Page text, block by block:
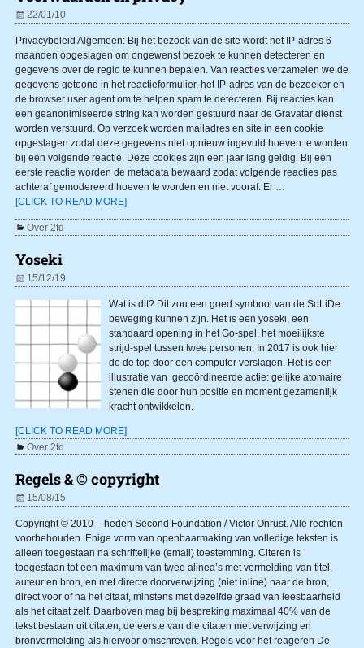
22/01/10
Privacybeleid Algemeen: Bij het bezoek van de site wordt het IP-adres 6
maanden opgeslagen om ongewenst bezoek te kunnen detecteren en
gegevens over de regio te kunnen bepalen. Van reacties verzamelen we de
gegevens getoond in het reactieformulier, het IP-adres van de bezoeker en
de browser user agent om te helpen spam te detecteren. Bij reacties kan
een geanonimiseerde string kan worden gestuurd naar de Gravatar dienst
worden verstuurd. Op verzoek worden mailadres en site in een cookie
opgeslagen zodat deze gegevens niet opnieuw ingevuld hoeven te worden
bij een volgende reactie. Deze cookies zijn een jaar lang geldig. Bij een
eerste reactie worden de metadata bewaard zodat volgende reacties pas
achteraf gemodereerd hoeven te worden en niet vooraf. Er …
[CLICK TO READ MORE]
Over 2fd
Yoseki
15/12/19
Wat is dit? Dit zou een goed symbool van de SoLiDe
beweging kunnen zijn. Het is een yoseki, een
standaard opening in het Go-spel, het moeilijkste
strijd-spel tussen twee personen; In 2017 is ook hier
de de top door een computer verslagen. Het is een
illustratie van gecoördineerde actie: gelijke atomaire
stenen die door hun positie en moment gezamenlijk
kracht ontwikkelen.
[CLICK TO READ MORE]
Over 2fd
Regels & © copyright
15/08/15
Copyright © 2010 – heden Second Foundation / Victor Onrust. Alle rechten
voorbehouden. Enige vorm van openbaarmaking van volledige teksten is
alleen toegestaan na schriftelijke (email) toestemming. Citeren is
toegestaan tot een maximum van twee alinea’s met vermelding van titel,
auteur en bron, en met directe doorverwijzing (niet inline) naar de bron,
direct voor of na het citaat, minstens met dezelfde graad van leesbaarheid
als het citaat zelf. Daarboven mag bij bespreking maximaal 40% van de
tekst bestaan uit citaten, de eerste van die citaten met verwijzing en
bronvermelding als hiervoor omschreven. Regels voor het reageren De